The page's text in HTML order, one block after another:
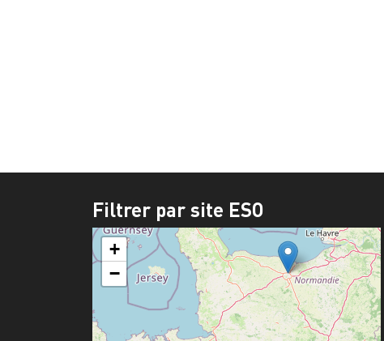
Filtrer par site ESO
+
−